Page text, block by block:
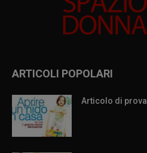
ARTICOLI POPOLARI
Articolo di prova